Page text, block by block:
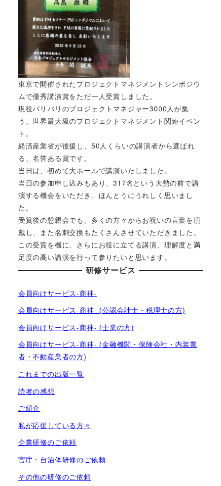
東京で開催されたプロジェクトマネジメントシンポジウ
ムで優秀講演賞をただ一人受賞しました。
現役バリバリのプロジェクトマネジャー3000人が集
う、世界最大級のプロジェクトマネジメント関連イベン
ト。
経済産業省が後援し、50人くらいの講演者から選ばれ
る、名誉ある賞です。
当日は、初めて大ホールで講演いたしました。
当日の参加申し込みもあり、317名という大勢の前で講
演する機会をいただき、ほんとうにうれしく思いまし
た。
受賞後の懇親会でも、多くの方々からお祝いの言葉を頂
戴し、また名刺交換もたくさんさせていただきました。
この受賞を機に、さらにお役に立てる講演、理解度と満
足度の高い講演を行って参りたいと思います。
研修サービス
会員向けサービス-商神-
会員向けサービス-商神- (公認会計士・税理士の方)
会員向けサービス-商神- (士業の方)
会員向けサービス-商神- (金融機関・保険会社・内装業
者・不動産業者の方)
これまでの出版一覧
読者の感想
ご紹介
私が応援している方々
企業研修のご依頼
官庁・自治体研修のご依頼
その他の研修のご依頼